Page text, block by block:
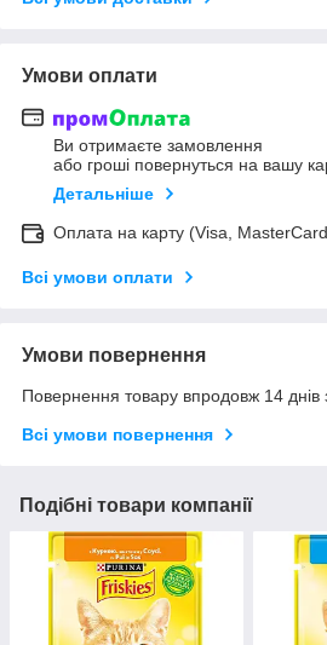
Умови оплати
Ви отримаєте замовлення
або гроші повернуться на вашу
Детальніше
Оплата на карту (Visa,
Всі умови оплати
Умови повернення
Повернення товару впродовж 14 днів
Всі умови повернення
Подібні товари компанії